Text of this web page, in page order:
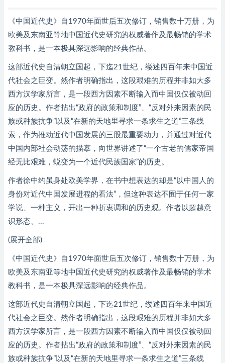
《中国近代史》自1970年面世后五次修订，销售数十万册，为
欧美及东南亚等地中国近代史研究的权威著作及最畅销的学术
教科书，是一本极具深远影响的经典作品。
这部近代史自清朝立国起，下迄21世纪，缕述四百年来中国近
代社会之巨变。然作者明确指出，这段艰难的历程并非如大多
西方汉学家所言，是一段西方因素不断输入而中国仅仅被动回
应的历史。作者拈出“政府的政策和制度”、“反对外来因素的民
族或种族抗争”以及“在新的天地里寻求一条求生之道”三条线
索，作为推动近代中国发展的三股最重要动力，并通过对近代
中国内部社会动荡的描摹，向世界讲述了“一个古老的儒家帝国
经无比艰难，蜕变为一个近代民族国家”的历史。
作者徐中约虽身处欧美学界，在书中想表达的却是“以中国人的
身份对近代中国发展进程的看法”，但这种表达不囿于任何一家
学说、一种主义，开出一种折衷调和的历史观。作者以超越意
识形态、...
(展开全部)
《中国近代史》自1970年面世后五次修订，销售数十万册，为
欧美及东南亚等地中国近代史研究的权威著作及最畅销的学术
教科书，是一本极具深远影响的经典作品。
这部近代史自清朝立国起，下迄21世纪，缕述四百年来中国近
代社会之巨变。然作者明确指出，这段艰难的历程并非如大多
西方汉学家所言，是一段西方因素不断输入而中国仅仅被动回
应的历史。作者拈出“政府的政策和制度”、“反对外来因素的民
族或种族抗争”以及“在新的天地里寻求一条求生之道”三条线